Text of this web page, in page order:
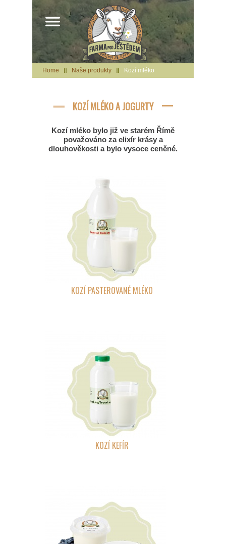
Home Naše produkty Kozí mléko
KOZÍ MLÉKO A JOGURTY
Kozí mléko bylo již ve starém Římě
považováno za elixír krásy a
dlouhověkosti a bylo vysoce ceněné.
KOZÍ PASTEROVANÉ MLÉKO
KOZÍ KEFÍR